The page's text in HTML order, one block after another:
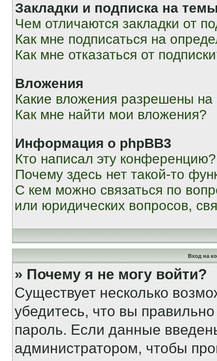
Закладки и подписка на
Чем отличаются закладки от
Как мне подписаться на
Как мне отказаться от
Вложения
Какие вложения разрешены
Как мне найти мои вложения?
Информация о phpBB3
Кто написал эту конференцию?
Почему здесь нет такой-то
С кем можно связаться по
или юридических вопросов,
Вход на
» Почему я не могу войти?
Существует несколько
убедитесь, что вы
пароль. Если данные
администратором, чтобы